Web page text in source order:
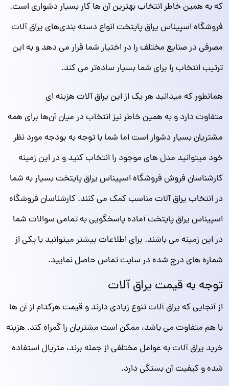
که به همین خاطر انتخاب بهترین آن ها کار بسیار دشواری است.
فروشگاه اسپیناس یراق پایتخت انواع دسته بندی‌های یراق آلات
مصرفی در صنایع مختلف را در اختیار شما قرار می دهد و به این
ترتیب انتخاب را برای شما بسیار ساده‌تر می کند.
همانطور که میدانید هر یک از این یراق آلات هزینه ‌ای
متفاوت دارد و به همین خاطر نیز انتخاب در میان آن‌ها برای همه
مشتریان بسیار دشوار است اما شما با توجه به بودجه مورد نظر
خود میتوانید مدل های موجود را انتخاب کنید و در این زمینه
کارشناسان فروش فروشگاه اسپیناس یراق پایتخت بسیار به شما
در انتخاب یراق آلات مناسب کمک می کنند. کارشناسان فروشگاه
اسپیناس یراق پایتخت آماده پاسخگویی به تمامی سوالات شما
در این زمینه می باشند. برای اطلاعات بیشتر میتوانید با یکی از
شماره های درج شده در سایت تماس حاصل نمایید.
توجه به قیمت یراق آلات
از آنجایی که یراق آلات تنوع زیادی دارند و قیمت هرکدام از آن ها
با هم متفاوت می باشد، ممکن است مشتریان را گمراه کند. هزینه
خرید یراق آلات به عوامل مختلفی از جمله برند، متریال استفاده
شده و کیفیت آن بستگی دارد.